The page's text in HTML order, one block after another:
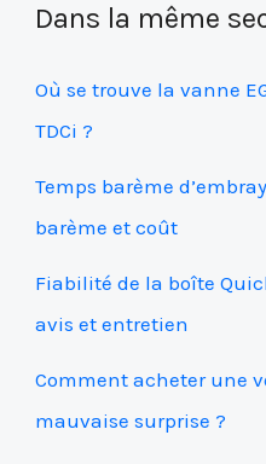
Dans la même
Où se trouve la vanne
TDCi ?
Temps barème
barème et coût
Fiabilité de la boîte
avis et entretien
Comment acheter une
mauvaise surprise ?